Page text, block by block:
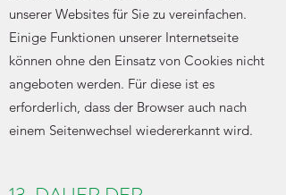
unserer Websites für Sie zu vereinfachen.
Einige Funktionen unserer Internetseite
können ohne den Einsatz von Cookies nicht
angeboten werden. Für diese ist es
erforderlich, dass der Browser auch nach
einem Seitenwechsel wiedererkannt wird.